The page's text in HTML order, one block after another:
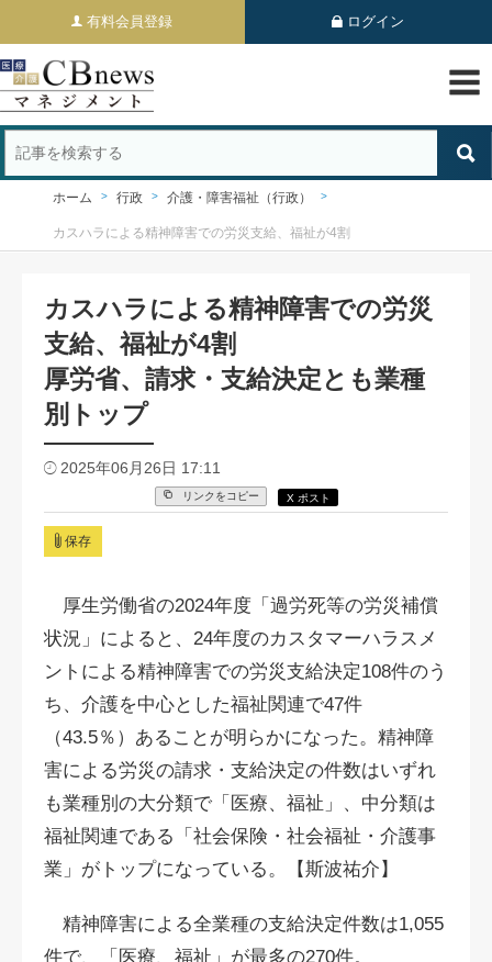
有料会員登録 ログイン
ホーム 行政 介護・障害福祉（行政）
カスハラによる精神障害での労災支給、福祉が4割
カスハラによる精神障害での労災
支給、福祉が4割
厚労省、請求・支給決定とも業種
別トップ
2025年06月26日 17:11
リンクをコピー X ポスト
保存
厚生労働省の2024年度「過労死等の労災補償
状況」によると、24年度のカスタマーハラスメ
ントによる精神障害での労災支給決定108件のう
ち、介護を中心とした福祉関連で47件
（43.5％）あることが明らかになった。精神障
害による労災の請求・支給決定の件数はいずれ
も業種別の大分類で「医療、福祉」、中分類は
福祉関連である「社会保険・社会福祉・介護事
業」がトップになっている。【斯波祐介】
精神障害による全業種の支給決定件数は1,055
件で、「医療、福祉」が最多の270件。